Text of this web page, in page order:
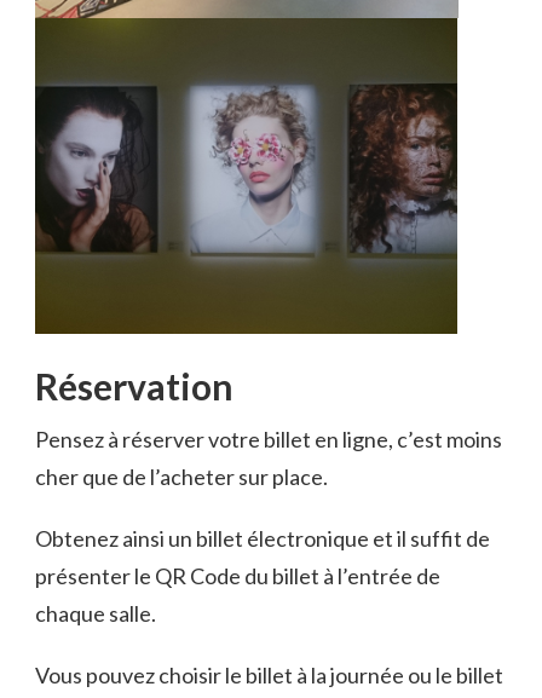
Réservation
Pensez à réserver votre billet en ligne, c’est moins
cher que de l’acheter sur place.
Obtenez ainsi un billet électronique et il suffit de
présenter le QR Code du billet à l’entrée de
chaque salle.
Vous pouvez choisir le billet à la journée ou le billet